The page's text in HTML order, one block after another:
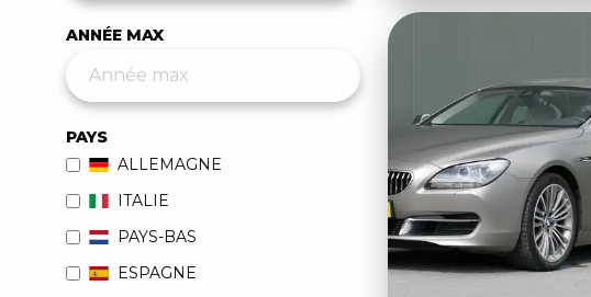
ANNÉE MAX
PAYS
ALLEMAGNE
ITALIE
PAYS-BAS
ESPAGNE